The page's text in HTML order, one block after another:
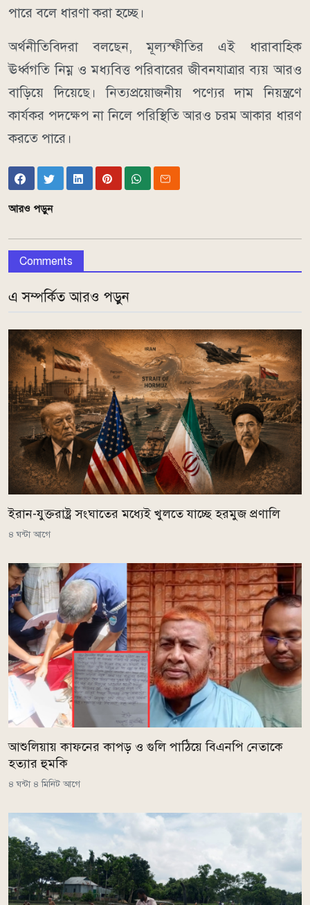
পারে বলে ধারণা করা হচ্ছে।
অর্থনীতিবিদরা বলছেন, মূল্যস্ফীতির এই ধারাবাহিক
ঊর্ধ্বগতি নিম্ন ও মধ্যবিত্ত পরিবারের জীবনযাত্রার ব্যয় আরও
বাড়িয়ে দিয়েছে। নিত্যপ্রয়োজনীয় পণ্যের দাম নিয়ন্ত্রণে
কার্যকর পদক্ষেপ না নিলে পরিস্থিতি আরও চরম আকার ধারণ
করতে পারে।
আরও পড়ুন
Comments
এ সম্পর্কিত আরও পড়ুন
ইরান-যুক্তরাষ্ট্র সংঘাতের মধ্যেই খুলতে যাচ্ছে হরমুজ প্রণালি
৪ ঘন্টা আগে
আশুলিয়ায় কাফনের কাপড় ও গুলি পাঠিয়ে বিএনপি নেতাকে
হত্যার হুমকি
৪ ঘন্টা ৪ মিনিট আগে